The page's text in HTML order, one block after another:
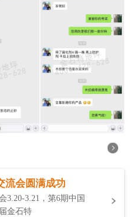
流会圆满成功
3.20-3.21，第6期中国
金石特